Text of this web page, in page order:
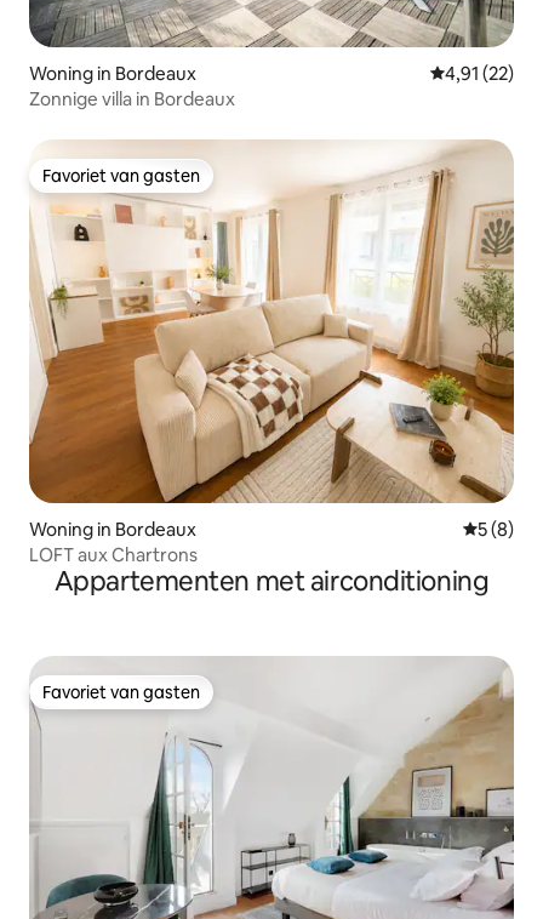
Woning in Bordeaux Gemiddelde
4,91 (22)
Zonnige villa in Bordeaux
Favoriet van gasten
Favoriet van gasten
Woning in Bordeaux
5 (8)
LOFT aux Chartrons
Appartementen met airconditioning
Favoriet van gasten
Favoriet van gasten